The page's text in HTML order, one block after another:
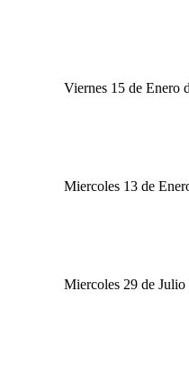
Viernes 15 de Enero
Miercoles 13 de
Miercoles 29 de Julio